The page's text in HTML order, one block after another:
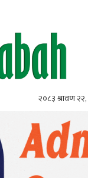
२०८३ श्रावण २२,